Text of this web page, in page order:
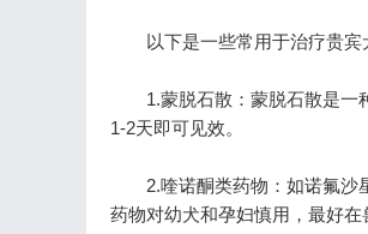
以下是一些常用于治疗贵宾
1.蒙脱石散：蒙脱石散是一种
1-2天即可见效。
2.喹诺酮类药物：如诺氟沙星
药物对幼犬和孕妇慎用，最好在